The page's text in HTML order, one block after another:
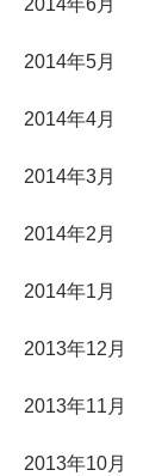
2014年6月
2014年5月
2014年4月
2014年3月
2014年2月
2014年1月
2013年12月
2013年11月
2013年10月